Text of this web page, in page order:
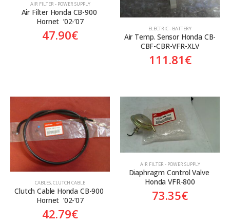
AIR FILTER - POWER SUPPLY
Air Filter Honda CB-900
Hornet  ’02-’07
47.90€ ELECTRIC - BATTERY
Air Temp. Sensor Honda CB-
CBF-CBR-VFR-XLV
111.81€
CABLES,CLUTCH CABLE
Clutch Cable Honda CB-900
Hornet  ’02-’07
42.79€
AIR FILTER - POWER SUPPLY
Diaphragm Control Valve
Honda VFR-800
73.35€